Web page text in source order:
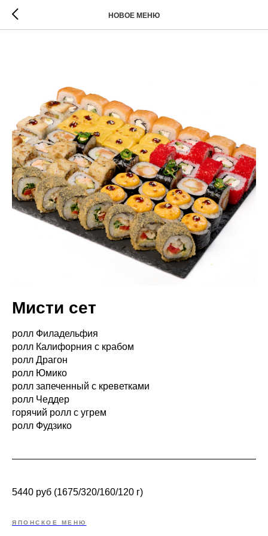
НОВОЕ МЕНЮ
Мисти сет
ролл Филадельфия
ролл Калифорния с крабом
ролл Драгон
ролл Юмико
ролл запеченный с креветками
ролл Чеддер
горячий ролл с угрем
ролл Фудзико
5440 руб (1675/320/160/120 г)
ЯПОНСКОЕ МЕНЮ